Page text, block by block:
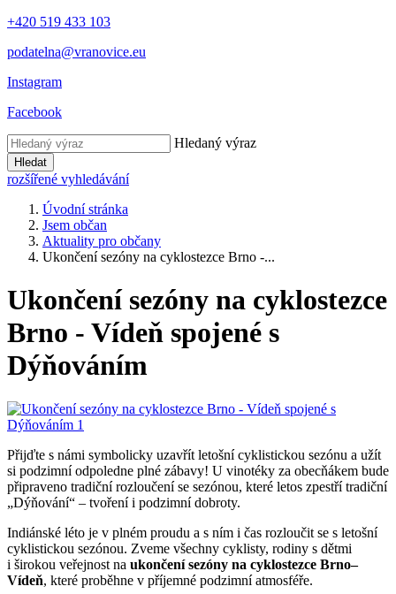
+420 519 433 103
podatelna@vranovice.eu
Instagram
Facebook
Hledaný výraz
Hledat
rozšířené vyhledávání
Úvodní stránka
Jsem občan
Aktuality pro občany
Ukončení sezóny na cyklostezce Brno -...
Ukončení sezóny na cyklostezce
Brno - Vídeň spojené s
Dýňováním
Přijďte s námi symbolicky uzavřít letošní cyklistickou sezónu a užít
si podzimní odpoledne plné zábavy! U vinotéky za obecňákem bude
připraveno tradiční rozloučení se sezónou, které letos zpestří tradiční
„Dýňování“ – tvoření i podzimní dobroty.
Indiánské léto je v plném proudu a s ním i čas rozloučit se s letošní
cyklistickou sezónou. Zveme všechny cyklisty, rodiny s dětmi
i širokou veřejnost na ukončení sezóny na cyklostezce Brno–
Vídeň, které proběhne v příjemné podzimní atmosféře.